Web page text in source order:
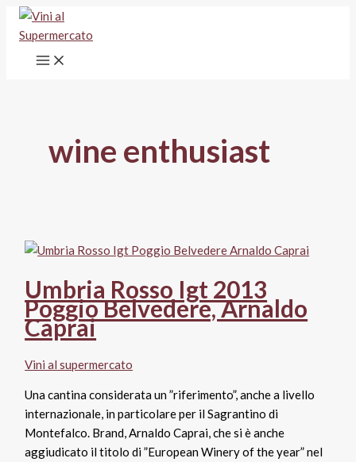
Vai
contenuto
wine enthusiast
Umbria Rosso Igt 2013
Poggio Belvedere, Arnaldo
Caprai
Vini al supermercato
Una cantina considerata un ”riferimento”, anche a livello
internazionale, in particolare per il Sagrantino di
Montefalco. Brand, Arnaldo Caprai, che si è anche
aggiudicato il titolo di ”European Winery of the year” nel